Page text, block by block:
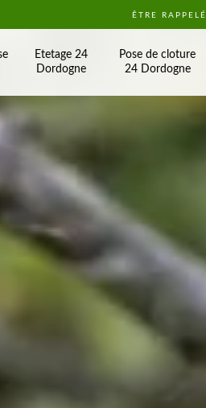
ÊTRE RAPPELÉ
Etetage 24
Dordogne
Pose de cloture
24 Dordogne